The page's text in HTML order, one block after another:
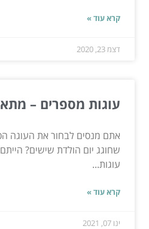
קרא עוד »
דצמ 23, 2020
עוגות מספרים –
אתם מנסים לבחור את העוגה
שחוגג יום הולדת שישים?
עוגות...
קרא עוד »
ינו 07, 2021